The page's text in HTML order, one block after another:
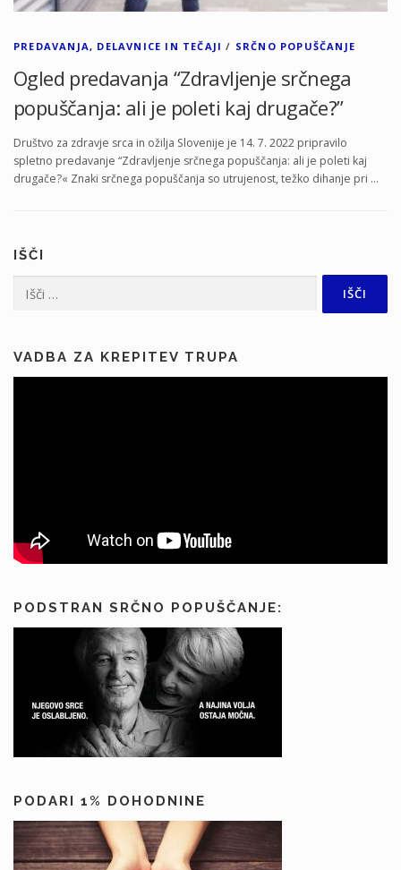
PREDAVANJA, DELAVNICE IN TEČAJI / SRČNO POPUŠČANJE
Ogled predavanja “Zdravljenje srčnega
popuščanja: ali je poleti kaj drugače?”
Društvo za zdravje srca in ožilja Slovenije je 14. 7. 2022 pripravilo
spletno predavanje “Zdravljenje srčnega popuščanja: ali je poleti kaj
drugače?« Znaki srčnega popuščanja so utrujenost, težko dihanje pri …
IŠČI
VADBA ZA KREPITEV TRUPA
PODSTRAN SRČNO POPUŠČANJE:
PODARI 1% DOHODNINE